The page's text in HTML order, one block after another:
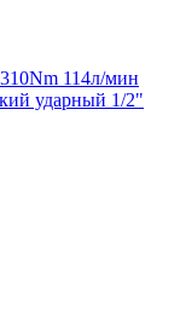
114л/мин
ударный 1/2"